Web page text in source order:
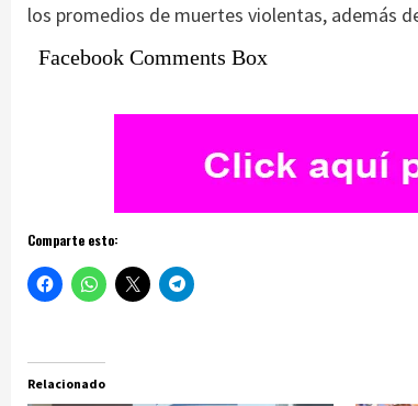
los promedios de muertes violentas, además
Facebook Comments Box
Comparte esto:
Relacionado